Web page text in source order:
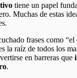
tiene un papel
Muchas de estas
frases como
la raíz de todos los
en barreras que
.